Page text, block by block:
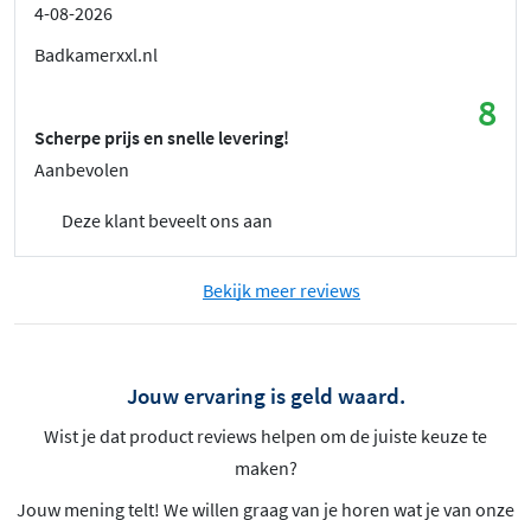
4-08-2026
Badkamerxxl.nl
8
Scherpe prijs en snelle levering!
Aanbevolen
Deze klant beveelt ons aan
Bekijk meer reviews
Jouw ervaring is geld waard.
Wist je dat product reviews helpen om de juiste keuze te
maken?
Jouw mening telt! We willen graag van je horen wat je van onze